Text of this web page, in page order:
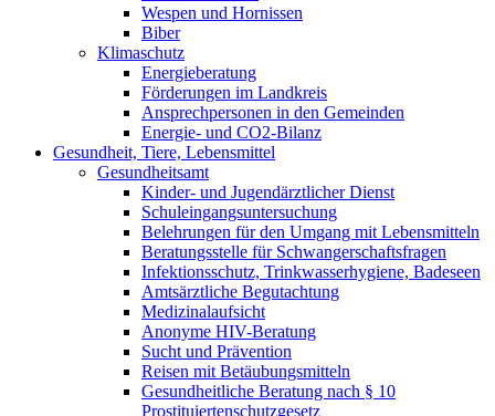
Wespen und Hornissen
Biber
Klimaschutz
Energieberatung
Förderungen im Landkreis
Ansprechpersonen in den Gemeinden
Energie- und CO2-Bilanz
Gesundheit, Tiere, Lebensmittel
Gesundheitsamt
Kinder- und Jugendärztlicher Dienst
Schuleingangsuntersuchung
Belehrungen für den Umgang mit Lebensmitteln
Beratungsstelle für Schwangerschaftsfragen
Infektionsschutz, Trinkwasserhygiene, Badeseen
Amtsärztliche Begutachtung
Medizinalaufsicht
Anonyme HIV-Beratung
Sucht und Prävention
Reisen mit Betäubungsmitteln
Gesundheitliche Beratung nach § 10
Prostituiertenschutzgesetz